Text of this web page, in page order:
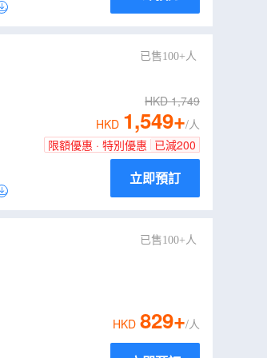
已售100+人
HKD1,749
HKD 1,549+/人
限額優惠 · 特別優惠 已減200
立即預訂
已售100+人
HKD 829+/人